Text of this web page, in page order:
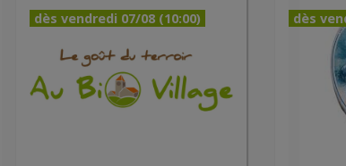
dès vendredi 07/08 (10:00) dès